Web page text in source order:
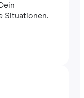
Situationen.